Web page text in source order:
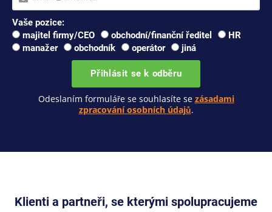
Vaše pozice:
majitel firmy/CEO
obchodní/finanční ředitel
HR
manažer
obchodník operátor jiná
Přihlásit se k odběru
Odeslaním formuláře se souhlasíte se zásadami
zpracování osobních údajů.
Klienti a partneři, se kterými spolupracujeme